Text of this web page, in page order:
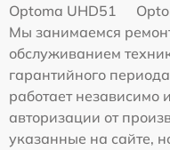
Optoma UHD51
Мы занимаемся
обслуживанием
гарантийного
работает независимо
авторизации от
указанные на сайте,